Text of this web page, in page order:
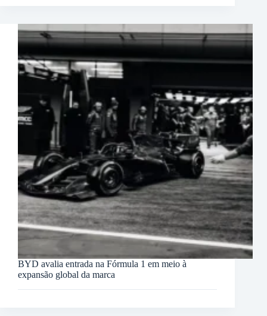
BYD avalia entrada na Fórmula 1 em meio à
expansão global da marca